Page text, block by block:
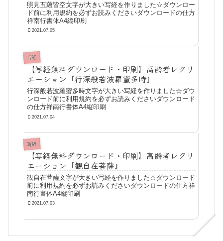
照見五蘊皆空文字が大きい写経を作りました☆ダウンロー
ド前に利用規約を必ずお読みくださいダウンロードの仕方
祥南行書体A4縦印刷
2021.07.05
写経
【写経無料ダウンロード・印刷】高齢者レクリ
エーション『行深般若波羅蜜多時』
行深般若波羅蜜多時文字が大きい写経を作りました☆ダウ
ンロード前に利用規約を必ずお読みくださいダウンロード
の仕方祥南行書体A4縦印刷
2021.07.04
写経
【写経無料ダウンロード・印刷】高齢者レクリ
エーション『観自在菩薩』
観自在菩薩文字が大きい写経を作りました☆ダウンロード
前に利用規約を必ずお読みくださいダウンロードの仕方祥
南行書体A4縦印刷
2021.07.03